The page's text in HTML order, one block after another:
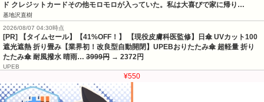
ド クレジットカードその他モロモロが入っていた。私は大喜びで家に帰り…
基地沢直樹
2026/08/07 04:30時点
[PR] 【タイムセール】【41%OFF！】 【現役皮膚科医監修】日傘 UVカット100
遮光遮熱 折り畳み【業界初！改良型自動開閉】UPEBおりたたみ傘 超軽量 折り
たたみ傘 耐風撥水 晴雨… 3999円 → 2372円
UPEB
¥550